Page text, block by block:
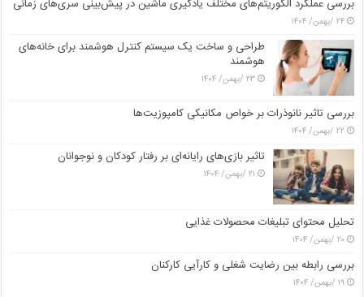
بررسی عملکرد الگوریتم‌های مختلف یادگیری ماشین در پیش‌بینی سری‌های زمانی
۲۴ /بهمن/ ۱۴۰۴
طراحی و ساخت یک سیستم کنترل هوشمند برای خانه‌های
هوشمند
۲۳ /بهمن/ ۱۴۰۴
بررسی تاثیر نانوذرات بر خواص مکانیکی کامپوزیت‌ها
۲۲ /بهمن/ ۱۴۰۴
تاثیر بازی‌های رایانه‌ای بر رفتار کودکان و نوجوانان
۲۱ /بهمن/ ۱۴۰۴
تحلیل محتوای تبلیغات محصولات غذایی
۲۰ /بهمن/ ۱۴۰۴
بررسی رابطه بین رضایت شغلی و کارآیی کارکنان
۱۹ /بهمن/ ۱۴۰۴